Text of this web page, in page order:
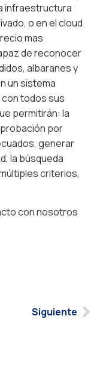
infraestructura
o en el cloud
mas
de reconocer
albaranes y
un sistema
todos sus
permitirán: la
por
generar
la búsqueda
criterios,
con nosotros
Siguiente